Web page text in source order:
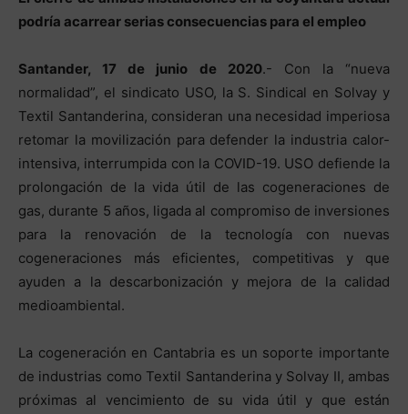
podría acarrear serias consecuencias para el empleo
Santander, 17 de junio de 2020.- Con la “nueva
normalidad”, el sindicato USO, la S. Sindical en Solvay y
Textil Santanderina, consideran una necesidad imperiosa
retomar la movilización para defender la industria calor-
intensiva, interrumpida con la COVID-19. USO defiende la
prolongación de la vida útil de las cogeneraciones de
gas, durante 5 años, ligada al compromiso de inversiones
para la renovación de la tecnología con nuevas
cogeneraciones más eficientes, competitivas y que
ayuden a la descarbonización y mejora de la calidad
medioambiental.
La cogeneración en Cantabria es un soporte importante
de industrias como Textil Santanderina y Solvay II, ambas
próximas al vencimiento de su vida útil y que están